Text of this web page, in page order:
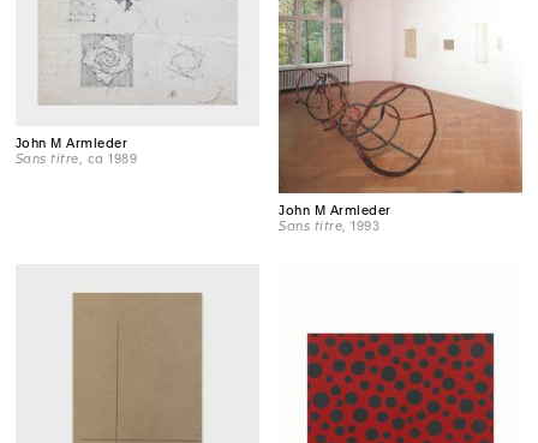
John M Armleder
Sans titre , ca 1989
John M Armleder
Sans titre , 1993